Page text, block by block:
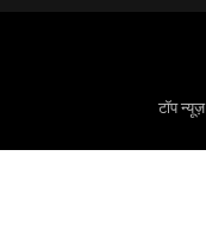
टॉप न्यूज़